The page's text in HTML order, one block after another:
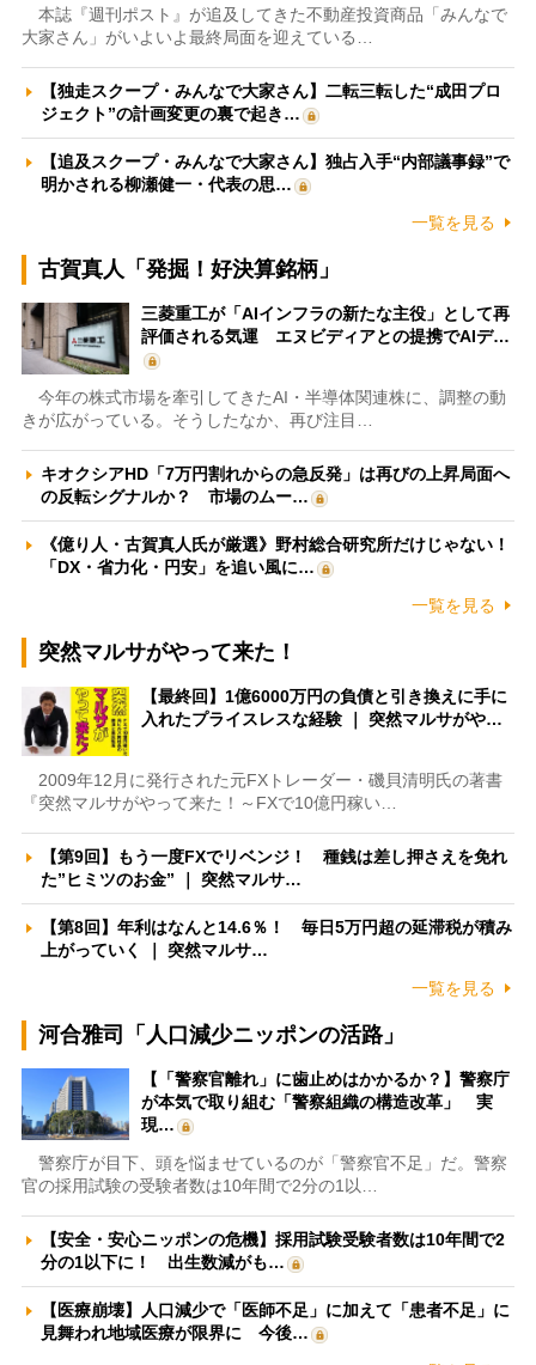
本誌『週刊ポスト』が追及してきた不動産投資商品「みんなで
大家さん」がいよいよ最終局面を迎えている…
【独走スクープ・みんなで大家さん】二転三転した“成田プロ
ジェクト”の計画変更の裏で起き…
【追及スクープ・みんなで大家さん】独占入手“内部議事録”で
明かされる柳瀬健一・代表の思…
一覧を見る
古賀真人「発掘！好決算銘柄」
三菱重工が「AIインフラの新たな主役」として再
評価される気運 エヌビディアとの提携でAIデ…
今年の株式市場を牽引してきたAI・半導体関連株に、調整の動
きが広がっている。そうしたなか、再び注目…
キオクシアHD「7万円割れからの急反発」は再びの上昇局面へ
の反転シグナルか？ 市場のムー…
《億り人・古賀真人氏が厳選》野村総合研究所だけじゃない！
「DX・省力化・円安」を追い風に…
一覧を見る
突然マルサがやって来た！
【最終回】1億6000万円の負債と引き換えに手に
入れたプライスレスな経験 ｜ 突然マルサがや…
2009年12月に発行された元FXトレーダー・磯貝清明氏の著書
『突然マルサがやって来た！～FXで10億円稼い…
【第9回】もう一度FXでリベンジ！ 種銭は差し押さえを免れ
た”ヒミツのお金” ｜ 突然マルサ…
【第8回】年利はなんと14.6％！ 毎日5万円超の延滞税が積み
上がっていく ｜ 突然マルサ…
一覧を見る
河合雅司「人口減少ニッポンの活路」
【「警察官離れ」に歯止めはかかるか？】警察庁
が本気で取り組む「警察組織の構造改革」 実
現…
警察庁が目下、頭を悩ませているのが「警察官不足」だ。警察
官の採用試験の受験者数は10年間で2分の1以…
【安全・安心ニッポンの危機】採用試験受験者数は10年間で2
分の1以下に！ 出生数減がも…
【医療崩壊】人口減少で「医師不足」に加えて「患者不足」に
見舞われ地域医療が限界に 今後…